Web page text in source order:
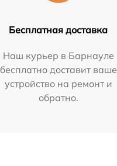
Бесплатная доставка
Наш курьер в Барнауле
бесплатно доставит ваше
устройство на ремонт и
обратно.